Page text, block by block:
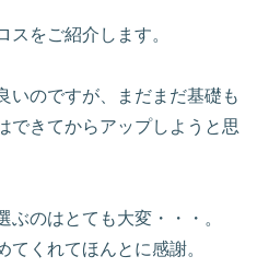
スをご紹介します。
いのですが、まだまだ基礎も
できてからアップしようと思
のはとても大変・・・。
てくれてほんとに感謝。